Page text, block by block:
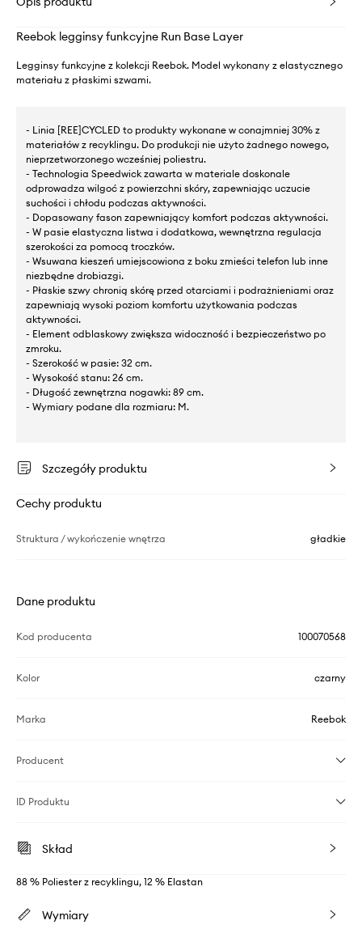
Reebok legginsy funkcyjne Run Base Layer
Legginsy funkcyjne z kolekcji Reebok. Model wykonany z elastycznego
materiału z płaskimi szwami.
- Linia [REE]CYCLED to produkty wykonane w conajmniej 30% z
materiałów z recyklingu. Do produkcji nie użyto żadnego nowego,
nieprzetworzonego wcześniej poliestru.
- Technologia Speedwick zawarta w materiale doskonale
odprowadza wilgoć z powierzchni skóry, zapewniając uczucie
suchości i chłodu podczas aktywności.
- Dopasowany fason zapewniający komfort podczas aktywności.
- W pasie elastyczna listwa i dodatkowa, wewnętrzna regulacja
szerokości za pomocą troczków.
- Wsuwana kieszeń umiejscowiona z boku zmieści telefon lub inne
niezbędne drobiazgi.
- Płaskie szwy chronią skórę przed otarciami i podrażnieniami oraz
zapewniają wysoki poziom komfortu użytkowania podczas
aktywności.
- Element odblaskowy zwiększa widoczność i bezpieczeństwo po
zmroku.
- Szerokość w pasie: 32 cm.
- Wysokość stanu: 26 cm.
- Długość zewnętrzna nogawki: 89 cm.
- Wymiary podane dla rozmiaru: M.
Szczegóły produktu
Cechy produktu
Struktura / wykończenie wnętrza gładkie
Dane produktu
Kod producenta 100070568
Kolor czarny
Marka Reebok
Producent
ID Produktu
Skład
88 % Poliester z recyklingu, 12 % Elastan
Wymiary